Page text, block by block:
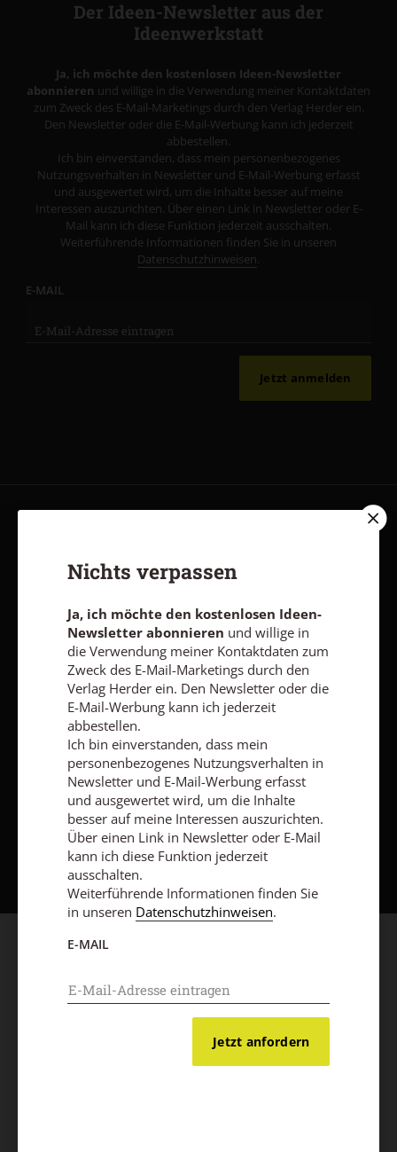
Der Ideen-Newsletter aus der
Ideenwerkstatt
Ja, ich möchte den kostenlosen Ideen-Newsletter
abonnieren und willige in die Verwendung meiner Kontaktdaten
zum Zweck des E-Mail-Marketings durch den Verlag Herder ein.
Den Newsletter oder die E-Mail-Werbung kann ich jederzeit
abbestellen.
Ich bin einverstanden, dass mein personenbezogenes
Nutzungsverhalten in Newsletter und E-Mail-Werbung erfasst
und ausgewertet wird, um die Inhalte besser auf meine
Interessen auszurichten. Über einen Link in Newsletter oder E-
Mail kann ich diese Funktion jederzeit ausschalten.
Weiterführende Informationen finden Sie in unseren
Datenschutzhinweisen
E-MAIL
Jetzt anmelden
Vertrag widerrufen Abo online kündigen
Nach oben
Nichts verpassen
Ja, ich möchte den kostenlosen Ideen-
Newsletter abonnieren und willige in
die Verwendung meiner Kontaktdaten zum
Zweck des E-Mail-Marketings durch den
Verlag Herder ein. Den Newsletter oder die
E-Mail-Werbung kann ich jederzeit
abbestellen.
Ich bin einverstanden, dass mein
personenbezogenes Nutzungsverhalten in
Newsletter und E-Mail-Werbung erfasst
und ausgewertet wird, um die Inhalte
besser auf meine Interessen auszurichten.
Über einen Link in Newsletter oder E-Mail
kann ich diese Funktion jederzeit
ausschalten.
Weiterführende Informationen finden Sie
in unseren Datenschutzhinweisen.
E-MAIL
Jetzt anfordern